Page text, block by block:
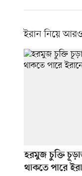
ইরান নিয়ে
হরমুজ চুক্তি
থাকতে পারে